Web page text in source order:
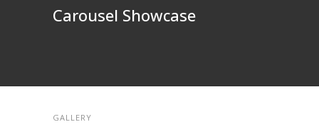
Carousel Showcase
GALLERY